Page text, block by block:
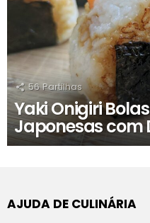
56 Partilhas
Yaki Onigiri
Japonesas com
AJUDA DE CULINÁRIA